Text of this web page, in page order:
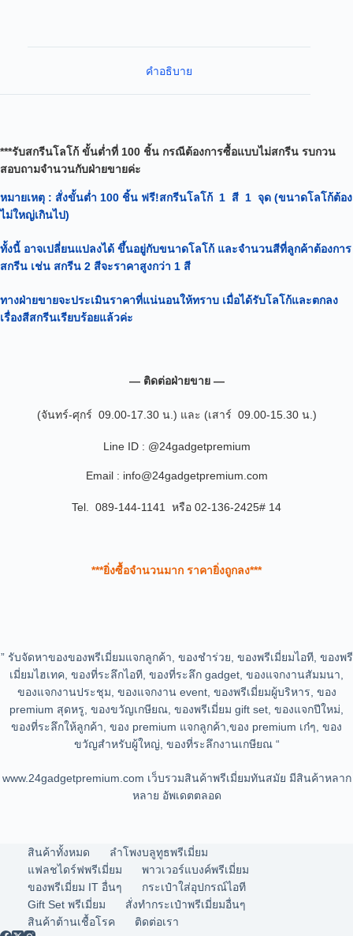
คำอธิบาย
***รับสกรีนโลโก้ ขั้นต่ำที่ 100 ชิ้น กรณีต้องการซื้อแบบไม่สกรีน รบกวน
สอบถามจำนวนกับฝ่ายขายค่ะ
หมายเหตุ : สั่งขั้นต่ำ 100 ชิ้น ฟรี!สกรีนโลโก้ 1 สี 1 จุด (ขนาดโลโก้ต้อง
ไม่ใหญ่เกินไป)
ทั้งนี้ อาจเปลี่ยนแปลงได้ ขึ้นอยู่กับขนาดโลโก้ และจำนวนสีที่ลูกค้าต้องการ
สกรีน เช่น สกรีน 2 สีจะราคาสูงกว่า 1 สี
ทางฝ่ายขายจะประเมินราคาที่แน่นอนให้ทราบ เมื่อได้รับโลโก้และตกลง
เรื่องสีสกรีนเรียบร้อยแล้วค่ะ
— ติดต่อฝ่ายขาย —
(จันทร์-ศุกร์ 09.00-17.30 น.) และ (เสาร์ 09.00-15.30 น.)
Line ID : @24gadgetpremium
Email : info@24gadgetpremium.com
Tel. 089-144-1141 หรือ 02-136-2425# 14
***ยิ่งซื้อจำนวนมาก ราคายิ่งถูกลง***
” รับจัดหาของของพรีเมี่ยมแจกลูกค้า, ของชำร่วย, ของพรีเมี่ยมไอที, ของพรี
เมี่ยมไฮเทค, ของที่ระลึกไอที, ของที่ระลึก gadget, ของแจกงานสัมมนา,
ของแจกงานประชุม, ของแจกงาน event, ของพรีเมี่ยมผู้บริหาร, ของ
premium สุดหรู, ของขวัญเกษียณ, ของพรีเมี่ยม gift set, ของแจกปีใหม่,
ของที่ระลึกให้ลูกค้า, ของ premium แจกลูกค้า,ของ premium เก๋ๆ, ของ
ขวัญสำหรับผู้ใหญ่, ของที่ระลึกงานเกษียณ “
www.24gadgetpremium.com เว็บรวมสินค้าพรีเมี่ยมทันสมัย มีสินค้าหลาก
หลาย อัพเดตตลอด
สินค้าทั้งหมด
ลำโพงบลูทูธพรีเมี่ยม
แฟลชไดร์ฟพรีเมี่ยม
พาวเวอร์แบงค์พรีเมี่ยม
ของพรีเมี่ยม IT อื่นๆ
กระเป๋าใส่อุปกรณ์ไอที
Gift Set พรีเมี่ยม
สั่งทำกระเป๋าพรีเมี่ยมอื่นๆ
สินค้าต้านเชื้อโรค
ติดต่อเรา